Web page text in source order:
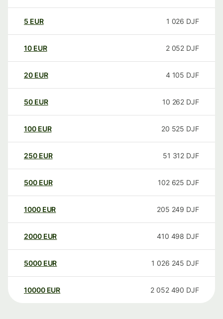
5 EUR 1 026 DJF
10 EUR 2 052 DJF
20 EUR 4 105 DJF
50 EUR 10 262 DJF
100 EUR 20 525 DJF
250 EUR 51 312 DJF
500 EUR 102 625 DJF
1000 EUR 205 249 DJF
2000 EUR 410 498 DJF
5000 EUR 1 026 245 DJF
10000 EUR 2 052 490 DJF